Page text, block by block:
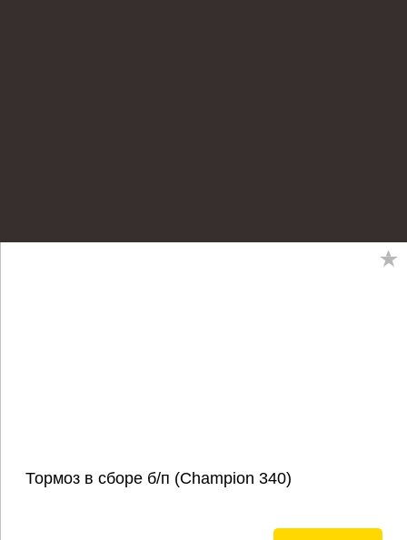
Тормоз в сборе б/п (Champion 340)